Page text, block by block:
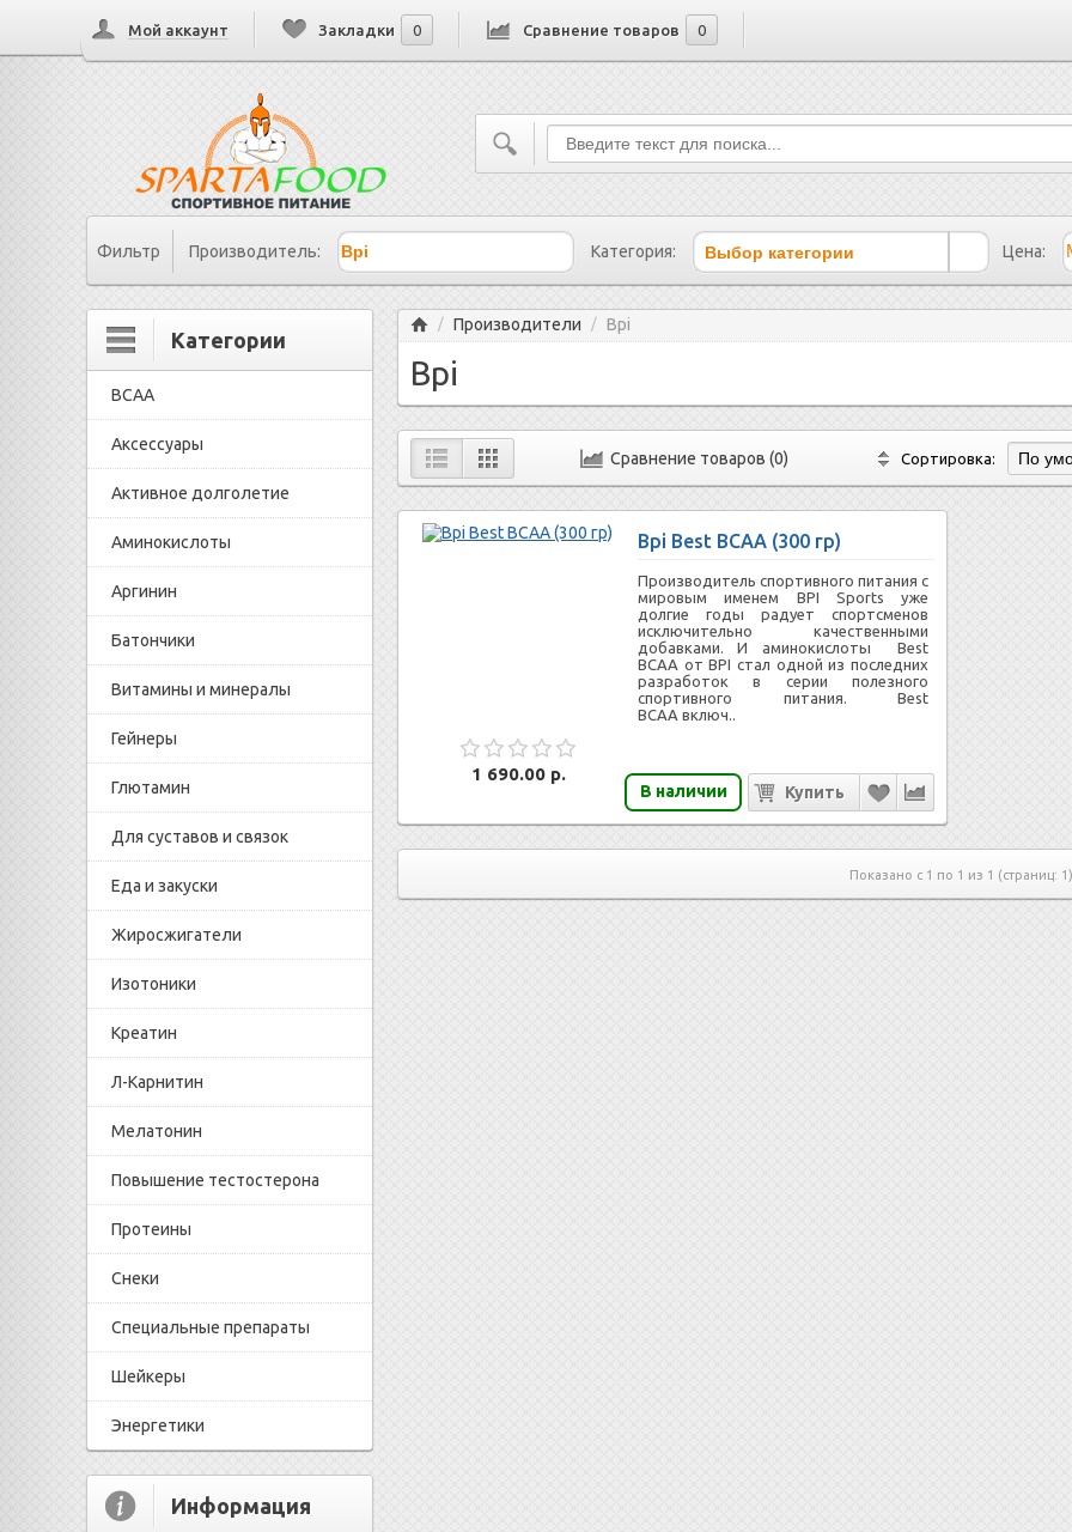
Мой аккаунт Закладки 0 Сравнение товаров 0
Фильтр Производитель: Категория: Выбор категории Цена:
Категории
BCAA
Аксессуары
Активное долголетие
Аминокислоты
Аргинин
Батончики
Витамины и минералы
Гейнеры
Глютамин
Для суставов и связок
Еда и закуски
Жиросжигатели
Изотоники
Креатин
Л-Карнитин
Мелатонин
Повышение тестостерона
Протеины
Снеки
Специальные препараты
Шейкеры
Энергетики
Информация
Главная
/ Производители / Bpi
Bpi
Сравнение товаров (0) Сортировка:
В наличии
1 690.00 р.
Bpi Best BCAA (300 гр)
Производитель спортивного питания с
мировым именем BPI Sports уже
долгие годы радует спортсменов
исключительно качественными
добавками. И аминокислоты Best
BCAA от BPI стал одной из последних
разработок в серии полезного
спортивного питания. Best
BCAA включ..
Показано с 1 по 1 из 1 (страниц: 1)